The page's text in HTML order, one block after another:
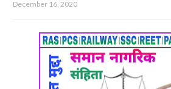
December 16, 2020